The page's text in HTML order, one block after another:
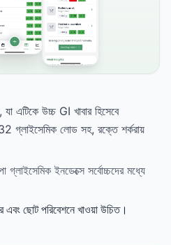
এটিকে উচ্চ GI খাবার হিসেবে
গ্লাইসেমিক লোড সহ, রক্তে শর্করায়
ইনডেক্সে সর্বোচ্চদের মধ্যে
এবং ছোট পরিবেশনে খাওয়া উচিত।